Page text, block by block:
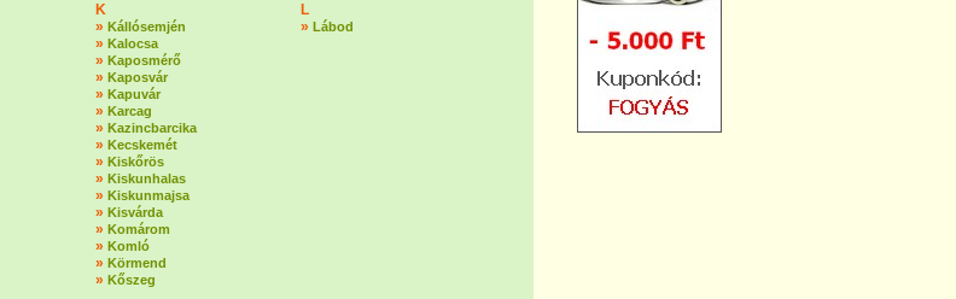
K
» Kállósemjén
» Kalocsa
» Kaposmérő
» Kaposvár
» Kapuvár
» Karcag
» Kazincbarcika
» Kecskemét
» Kiskőrös
» Kiskunhalas
» Kiskunmajsa
» Kisvárda
» Komárom
» Komló
» Körmend
» Kőszeg
L
» Lábod